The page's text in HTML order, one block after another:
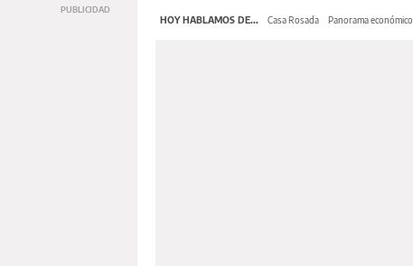
HOY HABLAMOS DE... Casa Rosada Panorama económico